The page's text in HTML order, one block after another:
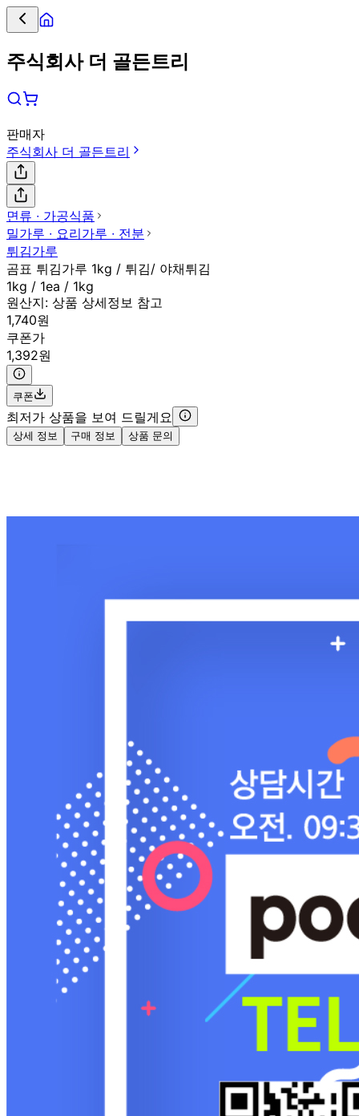
주식회사 더 골든트리
판매자
주식회사 더 골든트리
면류 ∙ 가공식품
밀가루 ∙ 요리가루 ∙ 전분
튀김가루
곰표 튀김가루 1kg / 튀김/ 야채튀김
1kg / 1ea / 1kg
원산지: 상품 상세정보 참고
1,740원
쿠폰가
1,392원
쿠폰
최저가 상품을 보여 드릴게요
상세 정보 구매 정보 상품 문의